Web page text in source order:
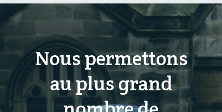
Nous permettons
au plus grand